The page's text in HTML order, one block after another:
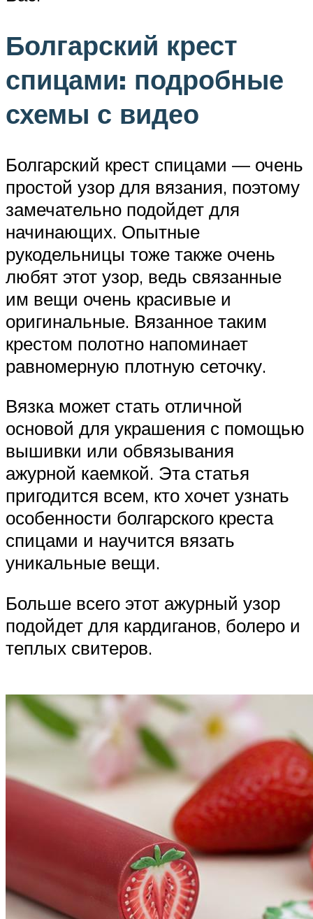
Болгарский крест
спицами: подробные
схемы с видео
Болгарский крест спицами — очень
простой узор для вязания, поэтому
замечательно подойдет для
начинающих. Опытные
рукодельницы тоже также очень
любят этот узор, ведь связанные
им вещи очень красивые и
оригинальные. Вязанное таким
крестом полотно напоминает
равномерную плотную сеточку.
Вязка может стать отличной
основой для украшения с помощью
вышивки или обвязывания
ажурной каемкой. Эта статья
пригодится всем, кто хочет узнать
особенности болгарского креста
спицами и научится вязать
уникальные вещи.
Больше всего этот ажурный узор
подойдет для кардиганов, болеро и
теплых свитеров.